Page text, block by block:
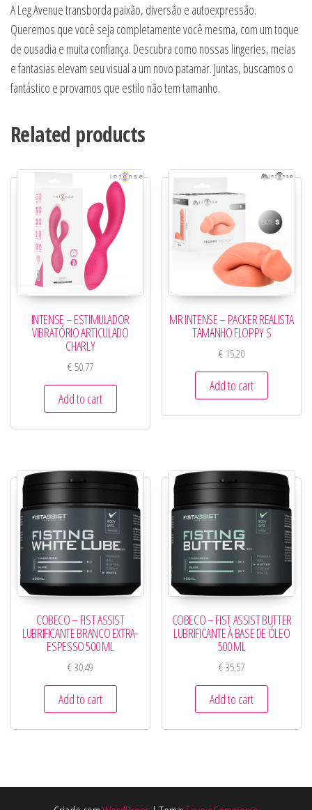
A Leg Avenue transborda paixão, diversão e autoexpressão.
Queremos que você seja completamente você mesma, com um toque
de ousadia e muita confiança. Descubra como nossas lingeries, meias
e fantasias elevam seu visual a um novo patamar. Juntas, buscamos o
fantástico e provamos que estilo não tem tamanho.
Related products
INTENSE – ESTIMULADOR
VIBRATÓRIO ARTICULADO
CHARLY
€50,77
Add to cart
MR INTENSE – PACKER REALISTA
TAMANHO FLOPPY S
€ 15,20
Add to cart
COBECO – FIST ASSIST
LUBRIFICANTE BRANCO EXTRA-
ESPESSO 500 ML
€30,49
Add to cart
COBECO – FIST ASSIST BUTTER
LUBRIFICANTE À BASE DE ÓLEO
500 ML
€35,57
Add to cart